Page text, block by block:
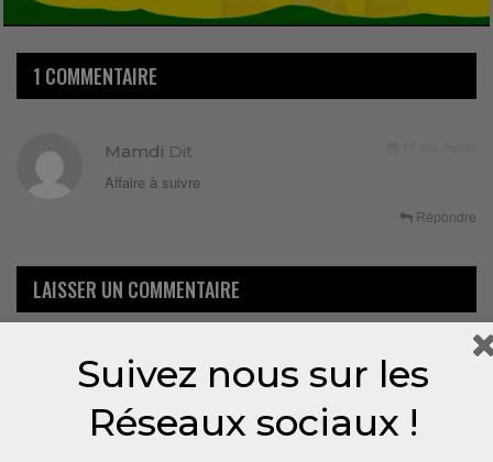
1 COMMENTAIRE
Mamdi Dit
Affaire à suivre
Répondre
LAISSER UN COMMENTAIRE
Suivez nous sur les
Réseaux sociaux !